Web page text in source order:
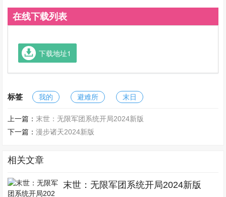
在线下载列表
下载地址1
标签 我的 避难所 末日
上一篇： 末世：无限军团系统开局2024新版
下一篇：漫步诸天2024新版
相关文章
末世：无限军团系统开局2024新版